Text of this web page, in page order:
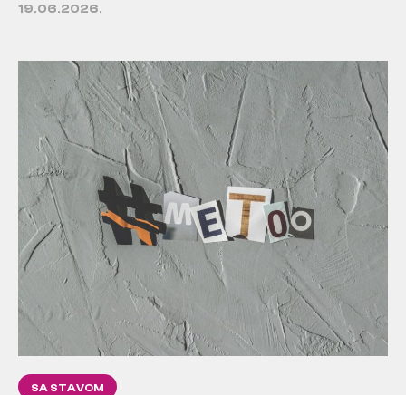
19.06.2026.
SA STAVOM